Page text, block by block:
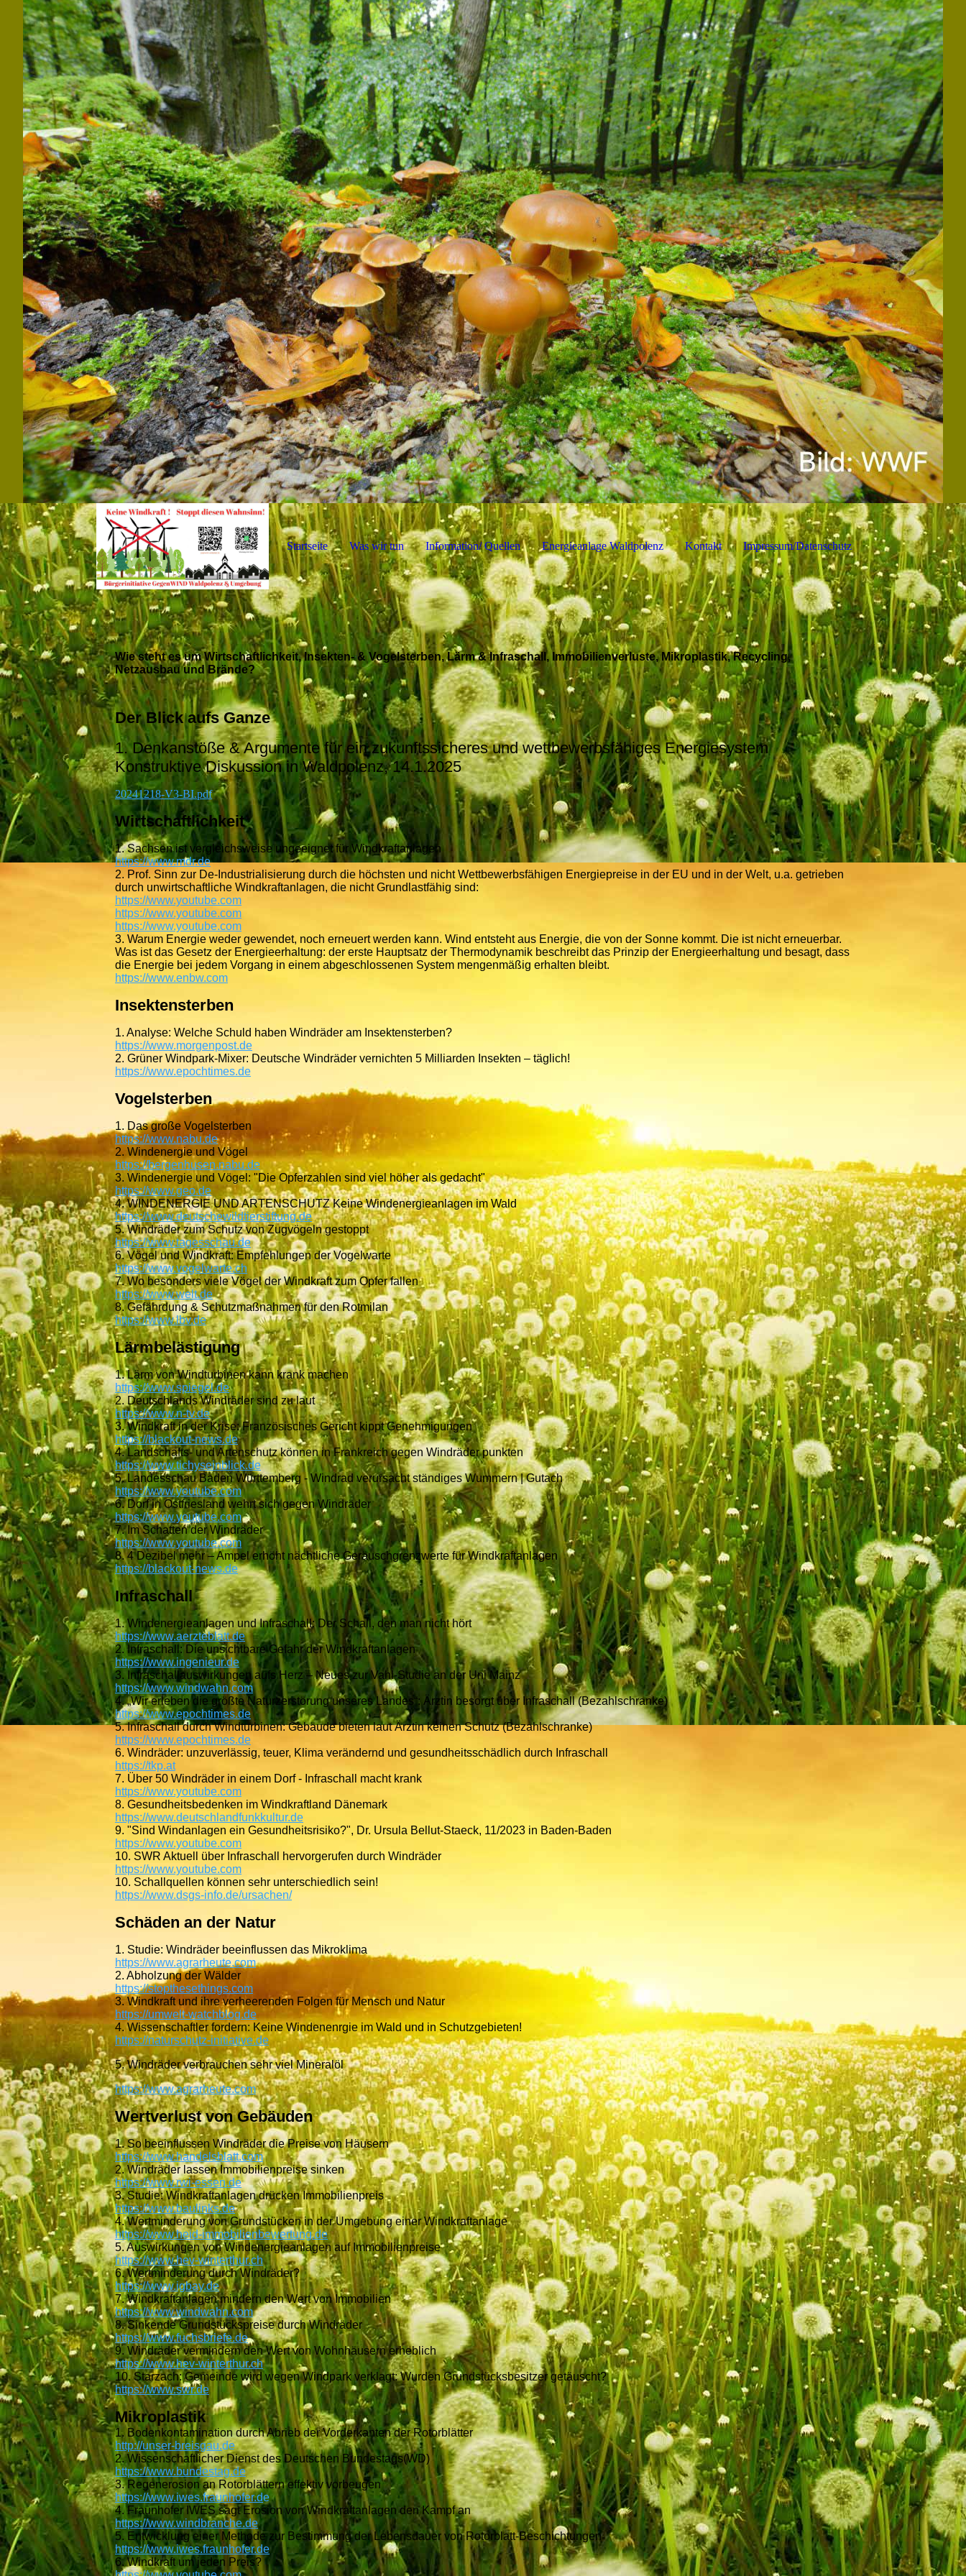
Startseite Was wir tun Information/ Quellen Energieanlage Waldpolenz Kontakt Impressum/Datenschutz
Wie steht es um Wirtschaftlichkeit, Insekten- & Vogelsterben, Lärm & Infraschall, Immobilienverluste, Mikroplastik, Recycling,
Netzausbau und Brände?
Der Blick aufs Ganze
1. Denkanstöße & Argumente für ein zukunftssicheres und wettbewerbsfähiges Energiesystem
Konstruktive Diskussion in Waldpolenz, 14.1.2025
20241218-V3-BI.pdf
Wirtschaftlichkeit
1. Sachsen ist vergleichsweise ungeeignet für Windkraftanlagen
https://www.mdr.de
2. Prof. Sinn zur De-Industrialisierung durch die höchsten und nicht Wettbewerbsfähigen Energiepreise in der EU und in der Welt, u.a. getrieben
durch unwirtschaftliche Windkraftanlagen, die nicht Grundlastfähig sind:
https://www.youtube.com
https://www.youtube.com
https://www.youtube.com
3. Warum Energie weder gewendet, noch erneuert werden kann. Wind entsteht aus Energie, die von der Sonne kommt. Die ist nicht erneuerbar.
Was ist das Gesetz der Energieerhaltung: der erste Hauptsatz der Thermodynamik beschreibt das Prinzip der Energieerhaltung und besagt, dass
die Energie bei jedem Vorgang in einem abgeschlossenen System mengenmäßig erhalten bleibt.
https://www.enbw.com
Insektensterben
1. Analyse: Welche Schuld haben Windräder am Insektensterben?
https://www.morgenpost.de
2. Grüner Windpark-Mixer: Deutsche Windräder vernichten 5 Milliarden Insekten – täglich!
https://www.epochtimes.de
Vogelsterben
1. Das große Vogelsterben
https://www.nabu.de
2. Windenergie und Vögel
https://bergenhusen.nabu.de
3. Windenergie und Vögel: "Die Opferzahlen sind viel höher als gedacht"
https://www.geo.de
4. WINDENERGIE UND ARTENSCHUTZ Keine Windenergieanlagen im Wald
https://www.deutschewildtierstiftung.de
5. Windräder zum Schutz von Zugvögeln gestoppt
https://www.tagesschau.de
6. Vögel und Windkraft: Empfehlungen der Vogelwarte
https://www.vogelwarte.ch
7. Wo besonders viele Vögel der Windkraft zum Opfer fallen
https://www.welt.de
8. Gefährdung & Schutzmaßnahmen für den Rotmilan
https://www.lbv.de
Lärmbelästigung
1. Lärm von Windturbinen kann krank machen
https://www.spiegel.de
2. Deutschlands Windräder sind zu laut
https://www.n-tv.de
3. Windkraft in der Krise: Französisches Gericht kippt Genehmigungen
https://blackout-news.de
4. Landschafts- und Artenschutz können in Frankreich gegen Windräder punkten
https://www.tichyseinblick.de
5. Landesschau Baden Württemberg - Windrad verursacht ständiges Wummern | Gutach
https://www.youtube.com
6. Dorf in Ostfriesland wehrt sich gegen Windräder
https://www.youtube.com
7. Im Schatten der Windräder
https://www.youtube.com
8. 4 Dezibel mehr – Ampel erhöht nächtliche Geräuschgrenzwerte für Windkraftanlagen
https://blackout-news.de
Infraschall
1. Windenergieanlagen und Infraschall: Der Schall, den man nicht hört
https://www.aerzteblatt.de
2. Infraschall: Die unsichtbare Gefahr der Windkraftanlagen
https://www.ingenieur.de
3. Infraschallauswirkungen aufs Herz – Neues zur Vahl-Studie an der Uni Mainz
https://www.windwahn.com
4. „Wir erleben die größte Naturzerstörung unseres Landes“: Ärztin besorgt über Infraschall (Bezahlschranke)
https://www.epochtimes.de
5. Infraschall durch Windturbinen: Gebäude bieten laut Ärztin keinen Schutz (Bezahlschranke)
https://www.epochtimes.de
6. Windräder: unzuverlässig, teuer, Klima verändernd und gesundheitsschädlich durch Infraschall
https://tkp.at
7. Über 50 Windräder in einem Dorf - Infraschall macht krank
https://www.youtube.com
8. Gesundheitsbedenken im Windkraftland Dänemark
https://www.deutschlandfunkkultur.de
9. "Sind Windanlagen ein Gesundheitsrisiko?", Dr. Ursula Bellut-Staeck, 11/2023 in Baden-Baden
https://www.youtube.com
10. SWR Aktuell über Infraschall hervorgerufen durch Windräder
https://www.youtube.com
10. Schallquellen können sehr unterschiedlich sein!
https://www.dsgs-info.de/ursachen/
Schäden an der Natur
1. Studie: Windräder beeinflussen das Mikroklima
https://www.agrarheute.com
2. Abholzung der Wälder
https://stopthesethings.com
3. Windkraft und ihre verheerenden Folgen für Mensch und Natur
https://umwelt-watchblog.de
4. Wissenschaftler fordern: Keine Windenenrgie im Wald und in Schutzgebieten!
https://naturschutz-initiative.de
5. Windräder verbrauchen sehr viel Mineralöl
https://www.agrarheute.com
Wertverlust von Gebäuden
1. So beeinflussen Windräder die Preise von Häusern
https://www.handelsblatt.com
2. Windräder lassen Immobilienpreise sinken
https://www.rwi-essen.de
3. Studie: Windkraftanlagen drücken Immobilienpreis
https://www.baulinks.de
4. Wertminderung von Grundstücken in der Umgebung einer Windkraftanlage
https://www.heid-immobilienbewertung.de
5. Auswirkungen von Windenergieanlagen auf Immobilienpreise
https://www.hev-winterthur.ch
6. Wertminderung durch Windräder?
https://www.igbay.de
7. Windkraftanlagen mindern den Wert von Immobilien
https://www.windwahn.com
8. Sinkende Grundstückspreise durch Windräder
https://www.fuchsbriefe.de
9. Windräder vermindern den Wert von Wohnhäusern erheblich
https://www.hev-winterthur.ch
10. Starzach: Gemeinde wird wegen Windpark verklagt: Wurden Grundstücksbesitzer getäuscht?
https://www.swr.de
Mikroplastik
1. Bodenkontamination durch Abrieb der Vorderkanten der Rotorblätter
http://unser-breisgau.de
2. Wissenschaftlicher Dienst des Deutschen Bundestags(WD)
https://www.bundestag.de
3. Regenerosion an Rotorblättern effektiv vorbeugen
https://www.iwes.fraunhofer.de
4. Fraunhofer IWES sagt Erosion von Windkraftanlagen den Kampf an
https://www.windbranche.de
5. Entwicklung einer Methode zur Bestimmung der Lebensdauer von Rotorblatt-Beschichtungen
https://www.iwes.fraunhofer.de
6. Windkraft um jeden Preis?